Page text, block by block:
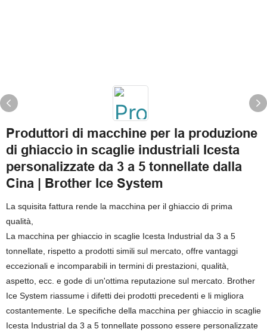
Produttori di macchine per la produzione
di ghiaccio in scaglie industriali Icesta
personalizzate da 3 a 5 tonnellate dalla
Cina | Brother Ice System
La squisita fattura rende la macchina per il ghiaccio di prima
qualità,
La macchina per ghiaccio in scaglie Icesta Industrial da 3 a 5
tonnellate, rispetto a prodotti simili sul mercato, offre vantaggi
eccezionali e incomparabili in termini di prestazioni, qualità,
aspetto, ecc. e gode di un'ottima reputazione sul mercato. Brother
Ice System riassume i difetti dei prodotti precedenti e li migliora
costantemente. Le specifiche della macchina per ghiaccio in scaglie
Icesta Industrial da 3 a 5 tonnellate possono essere personalizzate